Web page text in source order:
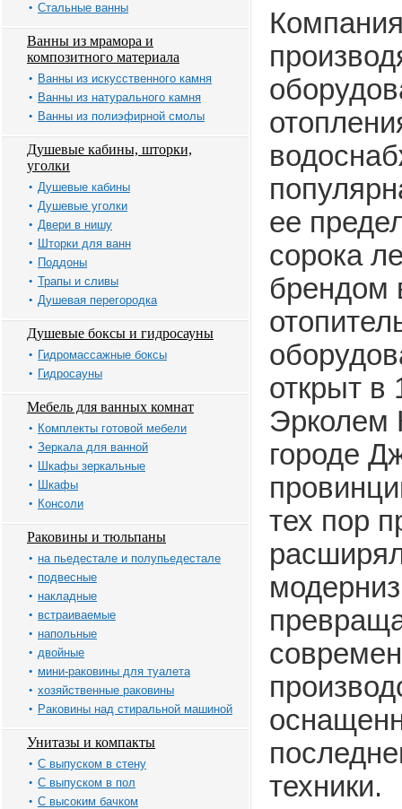
Стальные ванны
Ванны из мрамора и
композитного материала
Ванны из искусственного камня
Ванны из натурального камня
Ванны из полиэфирной смолы
Душевые кабины, шторки,
уголки
Душевые кабины
Душевые уголки
Двери в нишу
Шторки для ванн
Поддоны
Трапы и сливы
Душевая перегородка
Душевые боксы и гидросауны
Гидромассажные боксы
Гидросауны
Мебель для ванных комнат
Комплекты готовой мебели
Зеркала для ванной
Шкафы зеркальные
Шкафы
Консоли
Раковины и тюльпаны
на пьедестале и полупьедестале
подвесные
накладные
встраиваемые
напольные
двойные
мини-раковины для туалета
хозяйственные раковины
Раковины над стиральной машиной
Унитазы и компакты
С выпуском в стену
С выпуском в пол
С высоким бачком
ее
сорока
брендом
открыт в
Эрколем
городе
тех пор
техники.